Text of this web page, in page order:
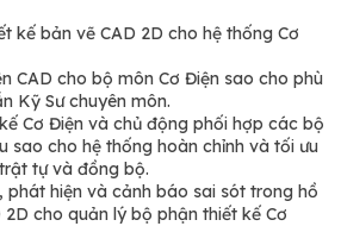
kế bản vẽ CAD 2D cho hệ thống Cơ
CAD cho bộ môn Cơ Điện sao cho phù
Kỹ Sư chuyên môn.
Cơ Điện và chủ động phối hợp các bộ
sao cho hệ thống hoàn chỉnh và tối ưu
tự và đồng bộ.
hiện và cảnh báo sai sót trong hồ
cho quản lý bộ phận thiết kế Cơ